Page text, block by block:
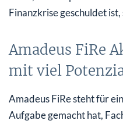
Finanzkrise geschuldet ist,
Amadeus FiRe
mit viel
Amadeus FiRe steht für
Aufgabe gemacht hat,